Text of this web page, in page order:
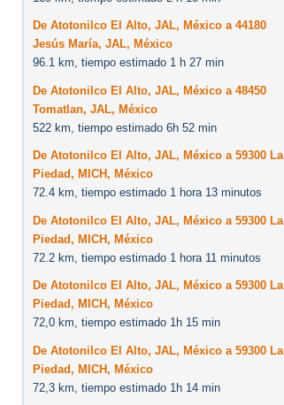
De Atotonilco El Alto, JAL, México a 44180
Jesús María, JAL, México
96.1 km, tiempo estimado 1 h 27 min
De Atotonilco El Alto, JAL, México a 48450
Tomatlan, JAL, México
522 km, tiempo estimado 6h 52 min
De Atotonilco El Alto, JAL, México a 59300 La
Piedad, MICH, México
72.4 km, tiempo estimado 1 hora 13 minutos
De Atotonilco El Alto, JAL, México a 59300 La
Piedad, MICH, México
72.2 km, tiempo estimado 1 hora 11 minutos
De Atotonilco El Alto, JAL, México a 59300 La
Piedad, MICH, México
72,0 km, tiempo estimado 1h 15 min
De Atotonilco El Alto, JAL, México a 59300 La
Piedad, MICH, México
72,3 km, tiempo estimado 1h 14 min